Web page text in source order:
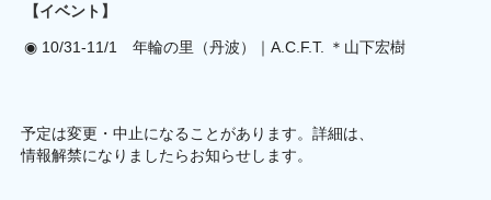
【イベント】
◉ 10/31-11/1 年輪の里（丹波）｜A.C.F.T. ＊山下宏樹
予定は変更・中止になることがあります。 詳細は、
情報解禁になりましたらお知らせします。